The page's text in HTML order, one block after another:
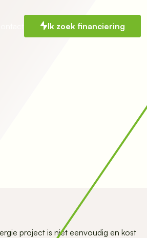
Ik zoek financiering
project is niet eenvoudig en kost